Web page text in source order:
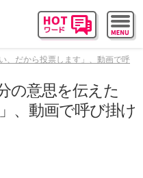
、だから投票します」、動画で呼
の意思を伝えた
、動画で呼び掛け